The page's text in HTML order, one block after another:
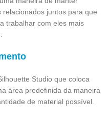
relacionados juntos para que
trabalhar com eles mais
Studio que coloca
área predefinida da maneira
de material possível.